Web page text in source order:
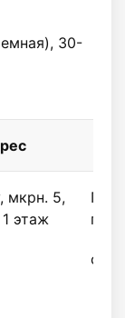
30-
мкрн. 5,
этаж
с